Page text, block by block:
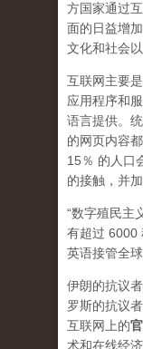
方国家通过
面的日益增
文化和社会
互联网主要
应用程序和
语言提供。
的网页内容
15％ 的人口
的接触，并
“数字殖民主
有超过 6000
英语接管全
伊朗的抗议
罗斯的抗议
互联网上的
术和在线经